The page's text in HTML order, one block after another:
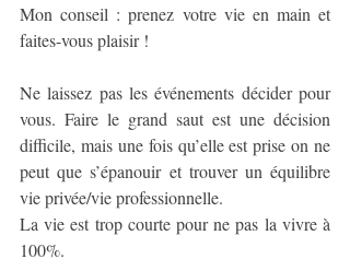
Mon conseil : prenez votre vie en main et
faites-vous plaisir !
Ne laissez pas les événements décider pour
vous. Faire le grand saut est une décision
difficile, mais une fois qu’elle est prise on ne
peut que s’épanouir et trouver un équilibre
vie privée/vie professionnelle.
La vie est trop courte pour ne pas la vivre à
100%.